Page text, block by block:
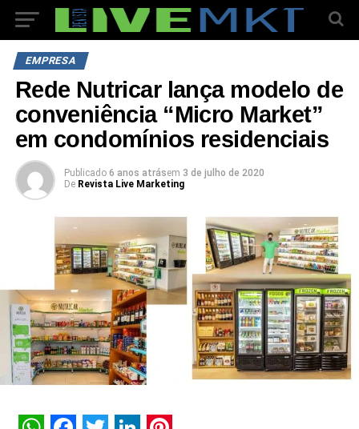
EMPRESA
Rede Nutricar lança modelo de
conveniência “Micro Market”
em condomínios residenciais
Publicado 6 anos atrásem 3 de julho de 2020
De Revista Live Marketing